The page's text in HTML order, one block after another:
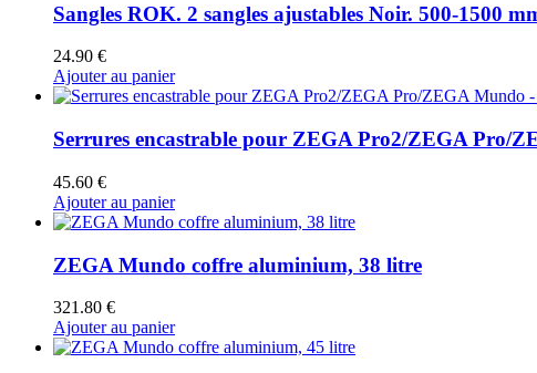
Sangles ROK. 2 sangles ajustables Noir. 500-1500
24.90 €
Ajouter au panier
Serrures encastrable pour ZEGA Pro2/ZEGA Pro/
45.60 €
Ajouter au panier
ZEGA Mundo coffre aluminium, 38 litre
321.80 €
Ajouter au panier